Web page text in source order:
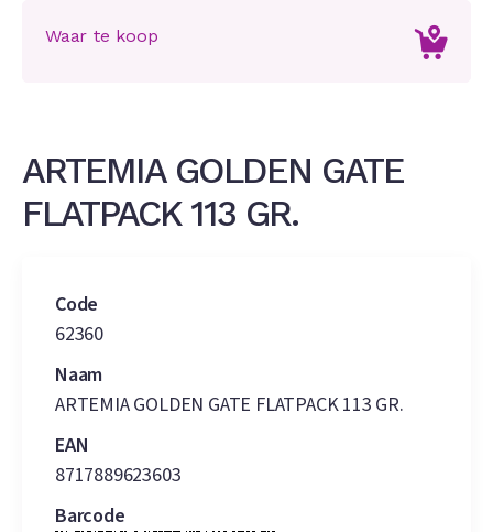
Waar te koop
ARTEMIA GOLDEN GATE
FLATPACK 113 GR.
Code
62360
Naam
ARTEMIA GOLDEN GATE FLATPACK 113 GR.
EAN
8717889623603
Barcode